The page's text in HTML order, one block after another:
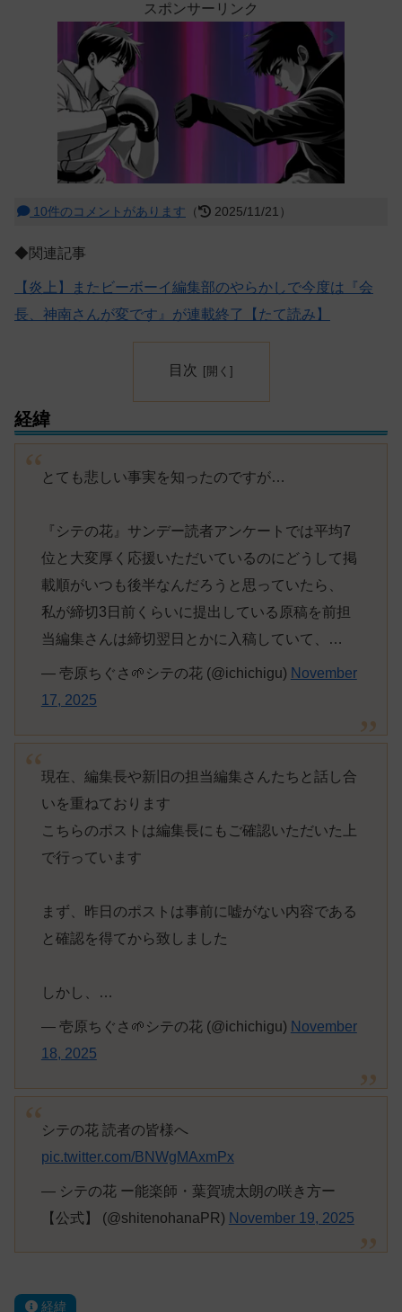
スポンサーリンク
10件のコメントがあります （ 2025/11/21）
◆関連記事
【炎上】またビーボーイ編集部のやらかしで今度は『会
長、神南さんが変です』が連載終了【たて読み】
目次
経緯
とても悲しい事実を知ったのですが…
『シテの花』サンデー読者アンケートでは平均7
位と大変厚く応援いただいているのにどうして掲
載順がいつも後半なんだろうと思っていたら、
私が締切3日前くらいに提出している原稿を前担
当編集さんは締切翌日とかに入稿していて、…
— 壱原ちぐさ🌱シテの花 (@ichichigu) November
17, 2025
現在、編集長や新旧の担当編集さんたちと話し合
いを重ねております
こちらのポストは編集長にもご確認いただいた上
で行っています
まず、昨日のポストは事前に嘘がない内容である
と確認を得てから致しました
しかし、…
— 壱原ちぐさ🌱シテの花 (@ichichigu) November
18, 2025
シテの花 読者の皆様へ
pic.twitter.com/BNWgMAxmPx
— シテの花 ー能楽師・葉賀琥太朗の咲き方ー
【公式】 (@shitenohanaPR) November 19, 2025
経緯